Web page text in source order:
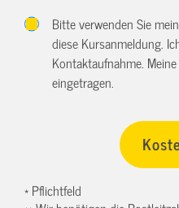
Bitte verwenden Sie
diese Kursanmeldung.
Kontaktaufnahme.
eingetragen.
* Pflichtfeld